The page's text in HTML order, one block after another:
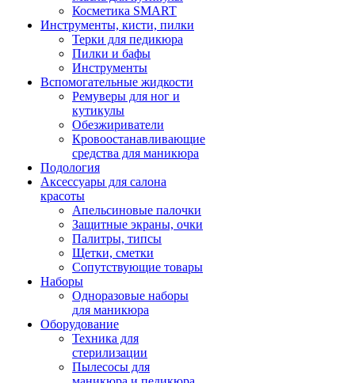
Косметика SMART
Инструменты, кисти, пилки
Терки для педикюра
Пилки и бафы
Инструменты
Вспомогательные жидкости
Ремуверы для ног и
кутикулы
Обезжириватели
Кровоостанавливающие
средства для маникюра
Подология
Аксессуары для салона
красоты
Апельсиновые палочки
Защитные экраны, очки
Палитры, типсы
Щетки, сметки
Сопутствующие товары
Наборы
Одноразовые наборы
для маникюра
Оборудование
Техника для
стерилизации
Пылесосы для